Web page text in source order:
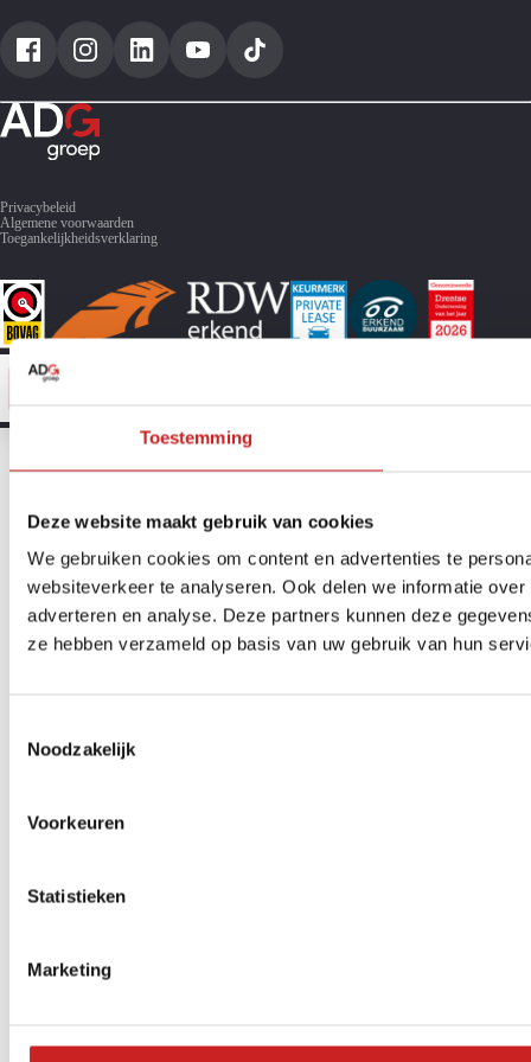
Toestemming
Deze website maakt gebruik van cookies
We gebruiken cookies om content en advertenties te
websiteverkeer te analyseren. Ook delen we informatie
adverteren en analyse. Deze partners kunnen deze
ze hebben verzameld op basis van uw gebruik van hun
Noodzakelijk
Voorkeuren
Statistieken
Marketing
Toyota RAV4
Privacybeleid
Algemene voorwaarden
Toegankelijkheidsverklaring